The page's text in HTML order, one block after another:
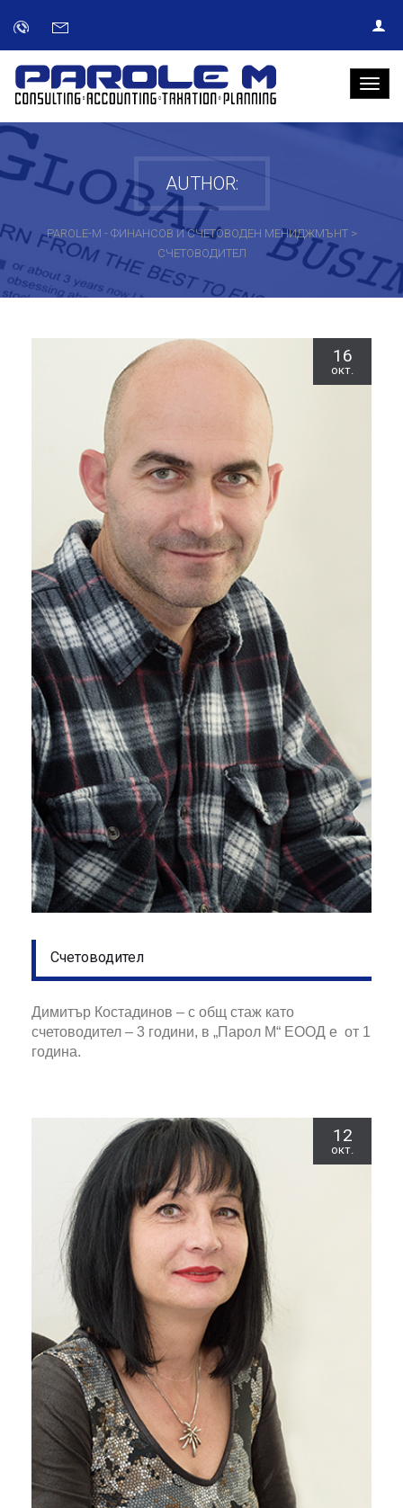
AUTHOR:
PAROLE-M - ФИНАНСОВ И СЧЕТОВОДЕН МЕНИДЖМЪНТ>
СЧЕТОВОДИТЕЛ
16
окт.
Счетоводител
Димитър Костадинов – с общ стаж като
счетоводител – 3 години, в „Парол М“ ЕООД е от 1
година.
12
окт.